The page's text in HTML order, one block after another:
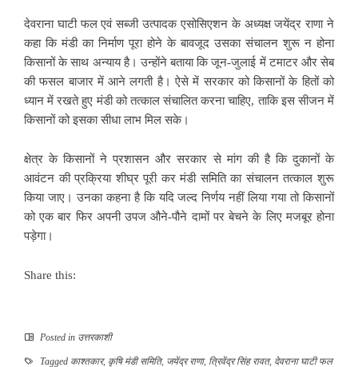
देवराना घाटी फल एवं सब्जी उत्पादक एसोसिएशन के अध्यक्ष जयेंद्र राणा ने
कहा कि मंडी का निर्माण पूरा होने के बावजूद उसका संचालन शुरू न होना
किसानों के साथ अन्याय है। उन्होंने बताया कि जून-जुलाई में टमाटर और सेब
की फसल बाजार में आने लगती है। ऐसे में सरकार को किसानों के हितों को
ध्यान में रखते हुए मंडी को तत्काल संचालित करना चाहिए, ताकि इस सीजन में
किसानों को इसका सीधा लाभ मिल सके।
क्षेत्र के किसानों ने प्रशासन और सरकार से मांग की है कि दुकानों के
आवंटन की प्रक्रिया शीघ्र पूरी कर मंडी समिति का संचालन तत्काल शुरू
किया जाए। उनका कहना है कि यदि जल्द निर्णय नहीं लिया गया तो किसानों
को एक बार फिर अपनी उपज औने-पौने दामों पर बेचने के लिए मजबूर होना
पड़ेगा।
Share this:
Posted in उत्तरकाशी
Tagged काश्तकार, कृषि मंडी समिति, जयेंद्र राणा, त्रिवेंद्र सिंह रावत, देवराना घाटी फल